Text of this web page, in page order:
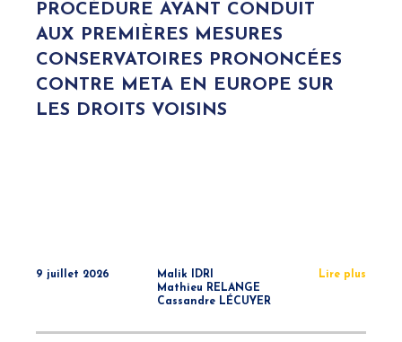
PROCÉDURE AYANT CONDUIT
AUX PREMIÈRES MESURES
CONSERVATOIRES PRONONCÉES
CONTRE META EN EUROPE SUR
LES DROITS VOISINS
9 juillet 2026
Malik IDRI
Mathieu RELANGE
Cassandre LÉCUYER
Lire plus